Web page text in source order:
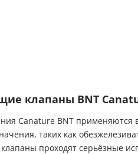
клапаны BNT
Canature BNT применяются
таких как
проходят серьёзные